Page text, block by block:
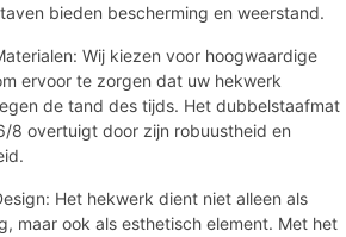
bieden bescherming en weerstand.
Wij kiezen voor hoogwaardige
ervoor te zorgen dat uw hekwerk
de tand des tijds. Het dubbelstaafmat
8 overtuigt door zijn robuustheid en
Het hekwerk dient niet alleen als
maar ook als esthetisch element. Met het